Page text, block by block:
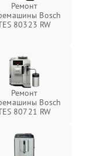
Ремонт
Bosch
80323 RW
Ремонт
Bosch
80721 RW